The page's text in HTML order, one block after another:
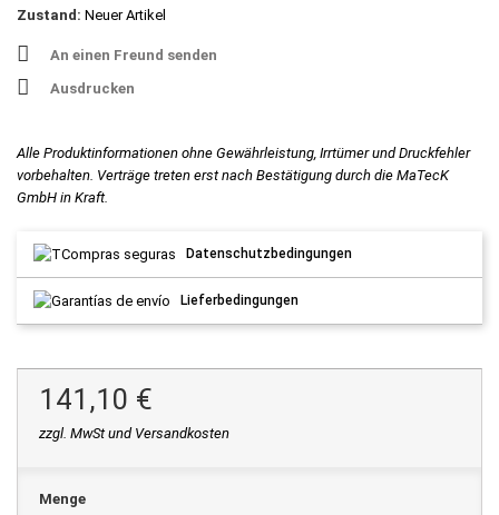
Zustand: Neuer Artikel
An einen Freund senden
Ausdrucken
Alle Produktinformationen ohne Gewährleistung, Irrtümer und Druckfehler
vorbehalten. Verträge treten erst nach Bestätigung durch die MaTecK
GmbH in Kraft.
Datenschutzbedingungen
Lieferbedingungen
141,10 €
zzgl. MwSt und Versandkosten
Menge